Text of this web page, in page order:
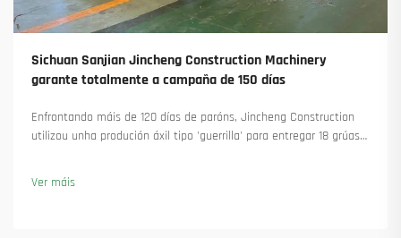
Sichuan Sanjian Jincheng Construction Machinery
garante totalmente a campaña de 150 días
Enfrontando máis de 120 días de paróns, Jincheng Construction
utilizou unha produción áxil tipo 'guerrilla' para entregar 18 grúas
manteu a produción en marcha. Saiba máis.
Ver máis